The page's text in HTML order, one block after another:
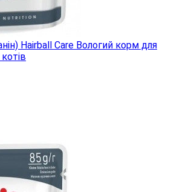
Hairball Care Вологий корм для